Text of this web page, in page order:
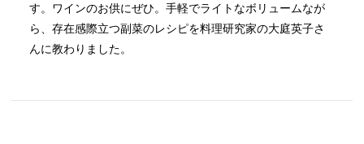
す。ワインのお供にぜひ。手軽でライトなボリュームなが
ら、存在感際立つ副菜のレシピを料理研究家の大庭英子さ
んに教わりました。